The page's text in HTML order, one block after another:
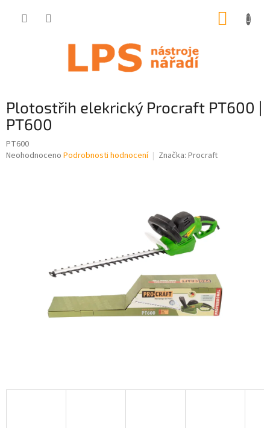
Plotostřih elekrický Procraft PT600 |
PT600
PT600
Průměrné
Neohodnoceno Podrobnosti hodnocení Značka: Procraft